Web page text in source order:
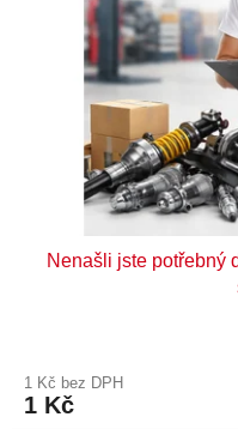
Nenašli jste potřebný
1 Kč bez DPH
1 Kč